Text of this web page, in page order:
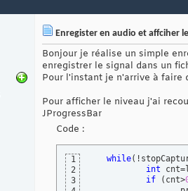
Enregister en audio et affciher
Bonjour je réalise un simple
enregistrer le signal dans un
Pour l'instant je n'arrive à faire
Pour afficher le niveau j'ai
JProgressBar
Code :
1
2
3
while(
int
if
( cnt>